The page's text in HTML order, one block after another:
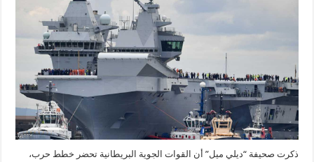
ذكرت صحيفة “ديلي ميل” أن القوات الجوية البريطانية تحضر خطط حرب،